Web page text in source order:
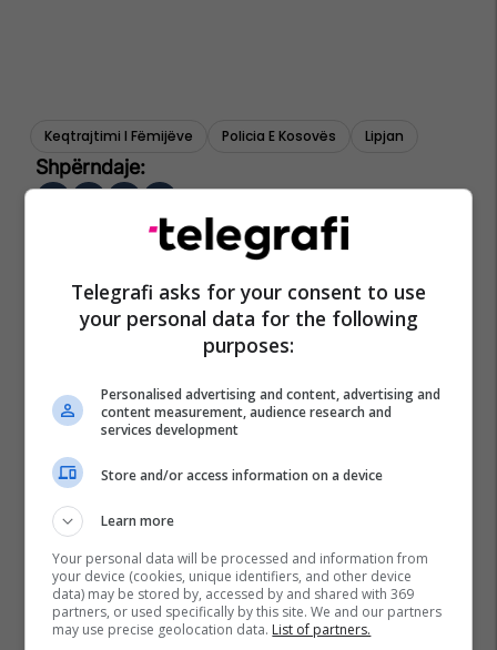
Keqtrajtimi I Fëmijëve Policia E Kosovës Lipjan
Telegrafi asks for your consent to use
your personal data for the following
purposes:
Personalised advertising and content, advertising and
content measurement, audience research and
services development
Store and/or access information on a device
Learn more
Your personal data will be processed and information from
your device (cookies, unique identifiers, and other device
data) may be stored by, accessed by and shared with 369
partners, or used specifically by this site. We and our partners
may use precise geolocation data. List of partners.